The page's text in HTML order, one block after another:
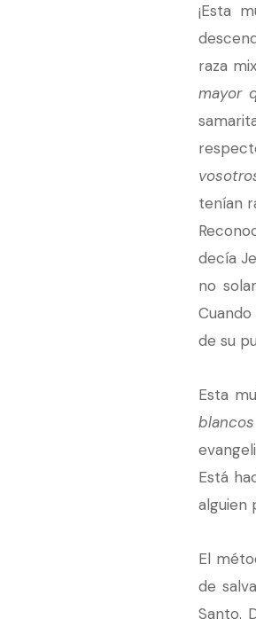
¡Esta
raza
mayor
tenían
decía
no
Cuando
de su
Esta
Está
alguien
El
de
Santo.